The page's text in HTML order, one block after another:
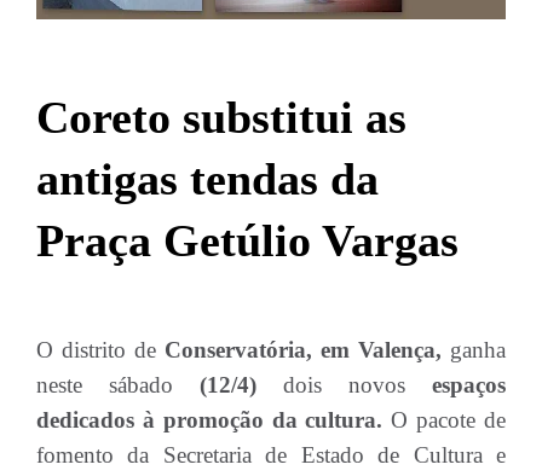
Coreto substitui as
antigas tendas da
Praça Getúlio Vargas
O distrito de Conservatória, em Valença, ganha
neste sábado (12/4) dois novos espaços
dedicados à promoção da cultura. O pacote de
fomento da Secretaria de Estado de Cultura e